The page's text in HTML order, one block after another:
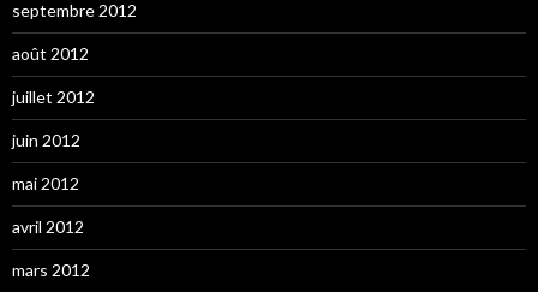
septembre 2012
août 2012
juillet 2012
juin 2012
mai 2012
avril 2012
mars 2012